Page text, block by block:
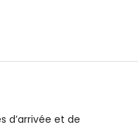
d’arrivée et de